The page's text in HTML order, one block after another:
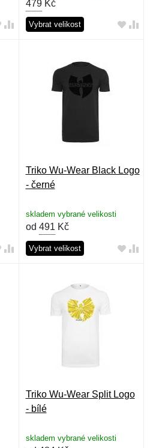
479Kč
Vybrat velikost
Triko Wu-Wear Black Logo
- černé
skladem vybrané velikosti
od 491 Kč
Vybrat velikost
Triko Wu-Wear Split Logo
- bílé
skladem vybrané velikosti